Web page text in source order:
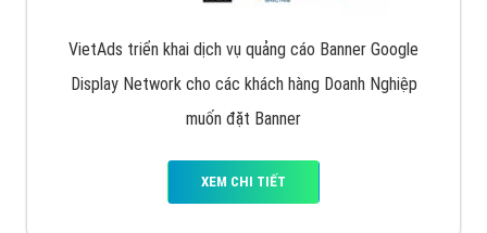
VietAds triển khai dịch vụ quảng cáo Banner Google
Display Network cho các khách hàng Doanh Nghiệp
muốn đặt Banner
XEM CHI TIẾT